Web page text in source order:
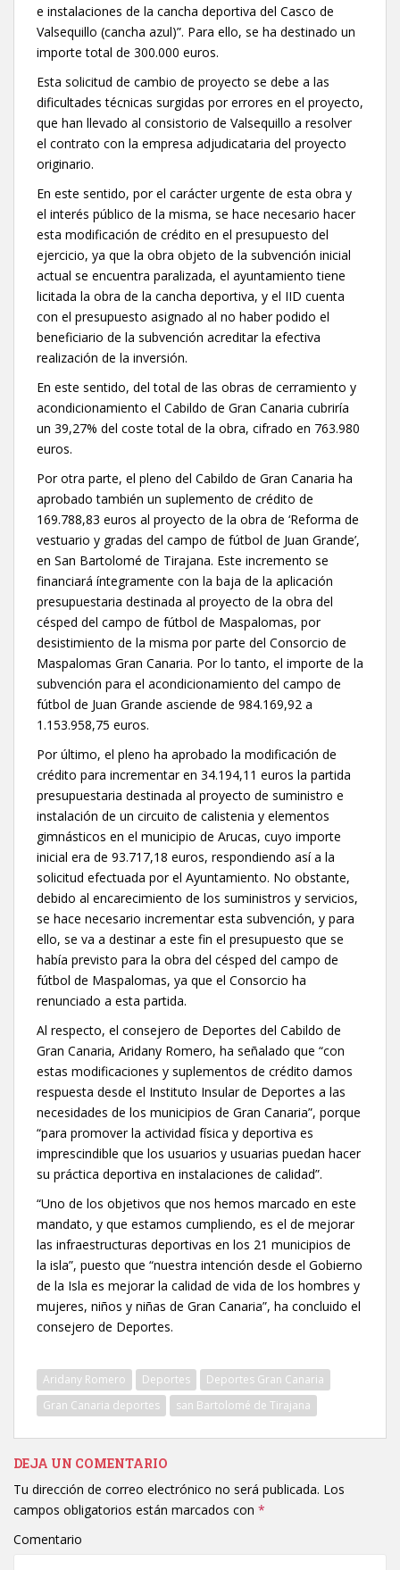
e instalaciones de la cancha deportiva del Casco de
Valsequillo (cancha azul)”. Para ello, se ha destinado un
importe total de 300.000 euros.
Esta solicitud de cambio de proyecto se debe a las
dificultades técnicas surgidas por errores en el proyecto,
que han llevado al consistorio de Valsequillo a resolver
el contrato con la empresa adjudicataria del proyecto
originario.
En este sentido, por el carácter urgente de esta obra y
el interés público de la misma, se hace necesario hacer
esta modificación de crédito en el presupuesto del
ejercicio, ya que la obra objeto de la subvención inicial
actual se encuentra paralizada, el ayuntamiento tiene
licitada la obra de la cancha deportiva, y el IID cuenta
con el presupuesto asignado al no haber podido el
beneficiario de la subvención acreditar la efectiva
realización de la inversión.
En este sentido, del total de las obras de cerramiento y
acondicionamiento el Cabildo de Gran Canaria cubriría
un 39,27% del coste total de la obra, cifrado en 763.980
euros.
Por otra parte, el pleno del Cabildo de Gran Canaria ha
aprobado también un suplemento de crédito de
169.788,83 euros al proyecto de la obra de ‘Reforma de
vestuario y gradas del campo de fútbol de Juan Grande’,
en San Bartolomé de Tirajana. Este incremento se
financiará íntegramente con la baja de la aplicación
presupuestaria destinada al proyecto de la obra del
césped del campo de fútbol de Maspalomas, por
desistimiento de la misma por parte del Consorcio de
Maspalomas Gran Canaria. Por lo tanto, el importe de la
subvención para el acondicionamiento del campo de
fútbol de Juan Grande asciende de 984.169,92 a
1.153.958,75 euros.
Por último, el pleno ha aprobado la modificación de
crédito para incrementar en 34.194,11 euros la partida
presupuestaria destinada al proyecto de suministro e
instalación de un circuito de calistenia y elementos
gimnásticos en el municipio de Arucas, cuyo importe
inicial era de 93.717,18 euros, respondiendo así a la
solicitud efectuada por el Ayuntamiento. No obstante,
debido al encarecimiento de los suministros y servicios,
se hace necesario incrementar esta subvención, y para
ello, se va a destinar a este fin el presupuesto que se
había previsto para la obra del césped del campo de
fútbol de Maspalomas, ya que el Consorcio ha
renunciado a esta partida.
Al respecto, el consejero de Deportes del Cabildo de
Gran Canaria, Aridany Romero, ha señalado que “con
estas modificaciones y suplementos de crédito damos
respuesta desde el Instituto Insular de Deportes a las
necesidades de los municipios de Gran Canaria”, porque
“para promover la actividad física y deportiva es
imprescindible que los usuarios y usuarias puedan hacer
su práctica deportiva en instalaciones de calidad”.
“Uno de los objetivos que nos hemos marcado en este
mandato, y que estamos cumpliendo, es el de mejorar
las infraestructuras deportivas en los 21 municipios de
la isla”, puesto que “nuestra intención desde el Gobierno
de la Isla es mejorar la calidad de vida de los hombres y
mujeres, niños y niñas de Gran Canaria”, ha concluido el
consejero de Deportes.
Aridany Romero Deportes
Deportes Gran Canaria
Gran Canaria deportes
san Bartolomé de Tirajana
DEJA UN COMENTARIO
Tu dirección de correo electrónico no será publicada. Los
campos obligatorios están marcados con *
Comentario